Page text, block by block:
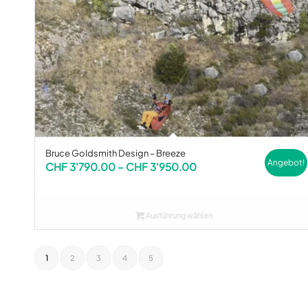
Bruce Goldsmith Design – Breeze
CHF3'790.00 – CHF3'950.00Preisspanne:
CHF 3'950.00
Angebot!
Ausführung wählen
1 2 3 4 5